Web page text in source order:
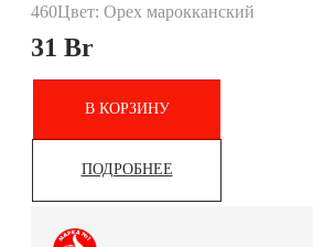
460Цвет: Орех марокканский
31 Br
В КОРЗИНУ
ПОДРОБНЕЕ